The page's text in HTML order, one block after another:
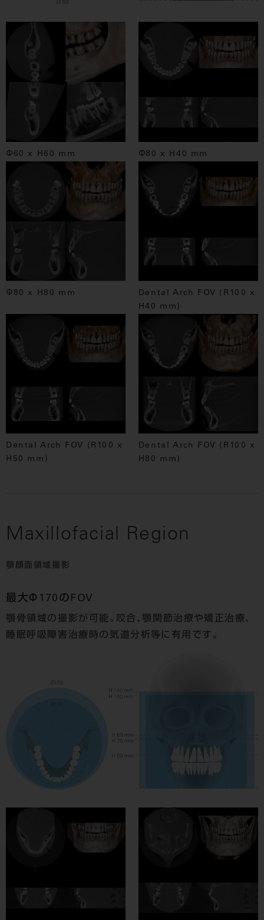
Φ60 x H60 mm Φ80 x H40 mm
Φ80 x H80 mm
Dental Arch FOV (R100 x
H40 mm)
Dental Arch FOV (R100 x
H50 mm)
Dental Arch FOV (R100 x
H80 mm)
Maxillofacial Region
顎顔面領域撮影
最大Φ170のFOV
顎骨領域の撮影が可能。咬合、顎関節治療や矯正治療、
睡眠呼吸障害治療時の気道分析等に有用です。